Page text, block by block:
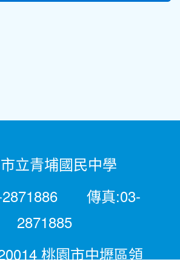
立青埔國民中學
2871886 傳真:03-
2871885
桃園市中壢區領